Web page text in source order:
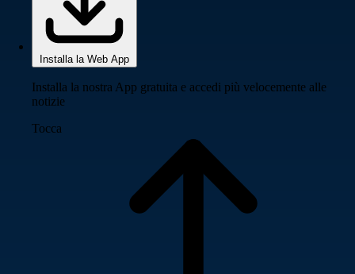
Installa la Web App
Installa la nostra App gratuita e accedi più velocemente alle
notizie
Tocca